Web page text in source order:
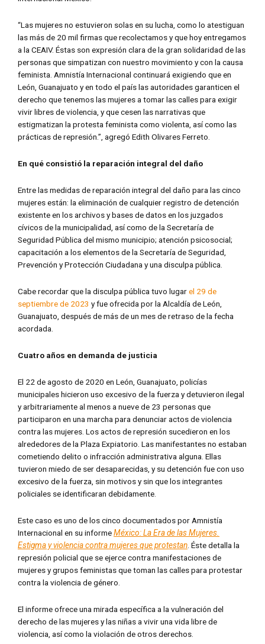
“Las mujeres no estuvieron solas en su lucha, como lo atestiguan
las más de 20 mil firmas que recolectamos y que hoy entregamos
a la CEAIV. Éstas son expresión clara de la gran solidaridad de las
personas que simpatizan con nuestro movimiento y con la causa
feminista. Amnistía Internacional continuará exigiendo que en
León, Guanajuato y en todo el país las autoridades garanticen el
derecho que tenemos las mujeres a tomar las calles para exigir
vivir libres de violencia, y que cesen las narrativas que
estigmatizan la protesta feminista como violenta, así como las
prácticas de represión.”, agregó Edith Olivares Ferreto.
En qué consistió la reparación integral del daño
Entre las medidas de reparación integral del daño para las cinco
mujeres están: la eliminación de cualquier registro de detención
existente en los archivos y bases de datos en los juzgados
cívicos de la municipalidad, así como de la Secretaría de
Seguridad Pública del mismo municipio; atención psicosocial;
capacitación a los elementos de la Secretaría de Seguridad,
Prevención y Protección Ciudadana y una disculpa pública.
Cabe recordar que la disculpa pública tuvo lugarel 29 de
septiembre de 2023 y fue ofrecida por la Alcaldía de León,
Guanajuato, después de más de un mes de retraso de la fecha
acordada.
Cuatro años en demanda de justicia
El 22 de agosto de 2020 en León, Guanajuato, policías
municipales hicieron uso excesivo de la fuerza y detuvieron ilegal
y arbitrariamente al menos a nueve de 23 personas que
participaron en una marcha para denunciar actos de violencia
contra las mujeres. Los actos de represión sucedieron en los
alrededores de la Plaza Expiatorio. Las manifestantes no estaban
cometiendo delito o infracción administrativa alguna. Ellas
tuvieron miedo de ser desaparecidas, y su detención fue con uso
excesivo de la fuerza, sin motivos y sin que los integrantes
policiales se identificaran debidamente.
Este caso es uno de los cinco documentados por Amnistía
Internacional en su informeMéxico: La Era de las Mujeres.
Estigma y violencia contra mujeres que protestan . Éste detalla la
represión policial que se ejerce contra manifestaciones de
mujeres y grupos feministas que toman las calles para protestar
contra la violencia de género.
El informe ofrece una mirada específica a la vulneración del
derecho de las mujeres y las niñas a vivir una vida libre de
violencia, así como la violación de otros derechos.